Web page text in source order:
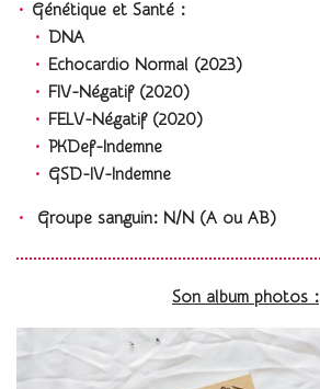
Génétique et Santé :
DNA
Echocardio Normal (2023)
FIV-Négatif (2020)
FELV-Négatif (2020)
PKDef-Indemne
GSD-IV-Indemne
Groupe sanguin: N/N (A ou AB)
Son album photos :